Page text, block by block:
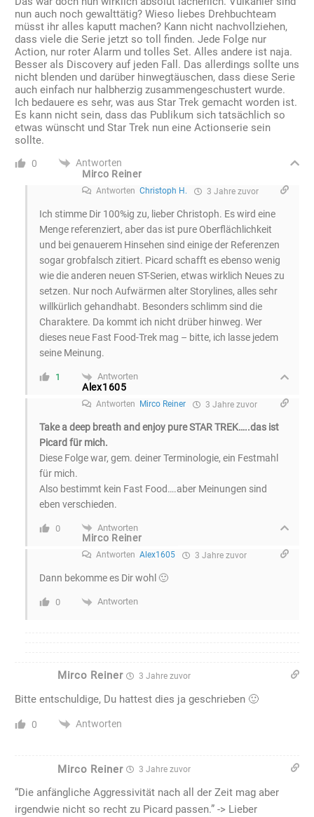
nun auch noch gewalttätig? Wieso liebes Drehbuchteam
müsst ihr alles kaputt machen? Kann nicht nachvollziehen,
dass viele die Serie jetzt so toll finden. Jede Folge nur
Action, nur roter Alarm und tolles Set. Alles andere ist naja.
Besser als Discovery auf jeden Fall. Das allerdings sollte uns
nicht blenden und darüber hinwegtäuschen, dass diese Serie
auch einfach nur halbherzig zusammengeschustert wurde.
Ich bedauere es sehr, was aus Star Trek gemacht worden ist.
Es kann nicht sein, dass das Publikum sich tatsächlich so
etwas wünscht und Star Trek nun eine Actionserie sein
sollte.
0
Antworten
Mirco Reiner
Antworten Christoph H. 3 Jahre zuvor
Ich stimme Dir 100%ig zu, lieber Christoph. Es wird eine
Menge referenziert, aber das ist pure Oberflächlichkeit
und bei genauerem Hinsehen sind einige der Referenzen
sogar grobfalsch zitiert. Picard schafft es ebenso wenig
wie die anderen neuen ST-Serien, etwas wirklich Neues zu
setzen. Nur noch Aufwärmen alter Storylines, alles sehr
willkürlich gehandhabt. Besonders schlimm sind die
Charaktere. Da kommt ich nicht drüber hinweg. Wer
dieses neue Fast Food-Trek mag – bitte, ich lasse jedem
seine Meinung.
1 Antworten
Alex1605
Antworten Mirco Reiner 3 Jahre zuvor
Take a deep breath and enjoy pure STAR TREK…..das ist
Picard für mich.
Diese Folge war, gem. deiner Terminologie, ein Festmahl
für mich.
Also bestimmt kein Fast Food….aber Meinungen sind
eben verschieden.
0 Antworten
Mirco Reiner
Antworten Alex1605 3 Jahre zuvor
Dann bekomme es Dir wohl 🙂
0 Antworten
Mirco Reiner 3 Jahre zuvor
Bitte entschuldige, Du hattest dies ja geschrieben 🙂
0 Antworten
Mirco Reiner 3 Jahre zuvor
“Die anfängliche Aggressivität nach all der Zeit mag aber
irgendwie nicht so recht zu Picard passen.” -> Lieber